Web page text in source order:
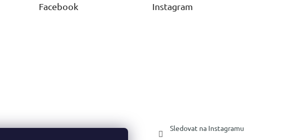
Facebook Instagram
Sledovat na Instagramu